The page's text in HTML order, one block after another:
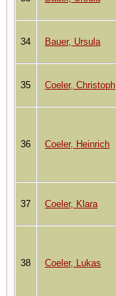
34 Bauer, Ursula
35 Coeler, Christoph
36 Coeler, Heinrich
37 Coeler, Klara
38 Coeler, Lukas